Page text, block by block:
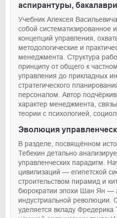
аспирантуры,
Учебник Алексея
собой систематизированное
концепций управления,
методологические и
менеджмента. Структура
принципу от общего к
управления до прикладных
стратегического
персоналом. Автор
характер менеджмента,
теории с психологией,
Эволюция
В разделе, посвящённом
Тебекин детально
управленческих парадигм.
цивилизаций — египетской
строительством пирамид и
бюрократии эпохи Шан Ян —
индустриальной революции.
уделяется вкладу Фредерика